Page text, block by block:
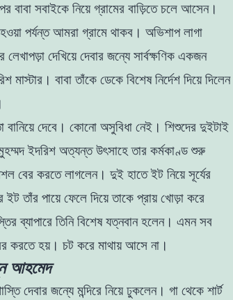
পর বাবা সবাইকে নিয়ে গ্রামের বাড়িতেচলে আসেন।
হওয়া পর্যন্তআমরা গ্রামে থাকব । অভিশাপলাগা
লেখাপড়া দেখিয়েদেবার জন্যেসার্বক্ষণিক একজন
মাস্টার । বাবা তাঁকে ডেকে বিশেষ নির্দেশ দিয়েদিলেন
বানিয়েদেবে । কোনাে অসুবিধা নেই । শিশুদের দুইটাই
ইদরিশ অত্যন্তউৎসাহেতার কর্মকাণ্ডশুরু
বের করতেলাগলেন। দুই হাতেইট নিয়েসূর্যের
ইট তাঁর পায়েফেলে দিয়েতাকে প্রায়খোড়া করে
ব্যাপারে তিনিবিশেষযত্নবান হলেন। এমনসব
করতেহয়। চট করে মাথায়আসে না ।
আহমেদ
দেবার জন্যেমন্দিরে নিয়েঢুকলেন। গা থেকে শার্ট